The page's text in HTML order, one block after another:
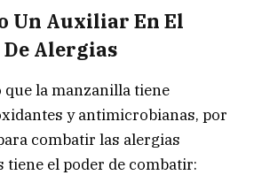
Un Auxiliar En El
Alergias
que la manzanilla tiene
y antimicrobianas, por
combatir las alergias
tiene el poder de combatir: